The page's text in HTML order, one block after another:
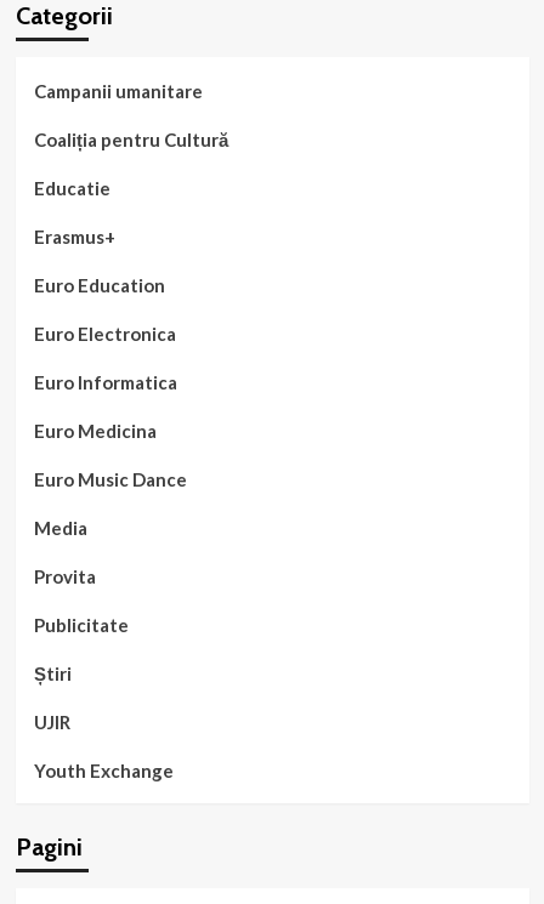
Categorii
Campanii umanitare
Coaliția pentru Cultură
Educatie
Erasmus+
Euro Education
Euro Electronica
Euro Informatica
Euro Medicina
Euro Music Dance
Media
Provita
Publicitate
Știri
UJIR
Youth Exchange
Pagini